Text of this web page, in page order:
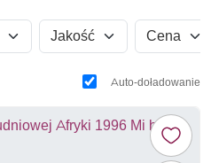
Jakość Cena
Auto-doładowanie